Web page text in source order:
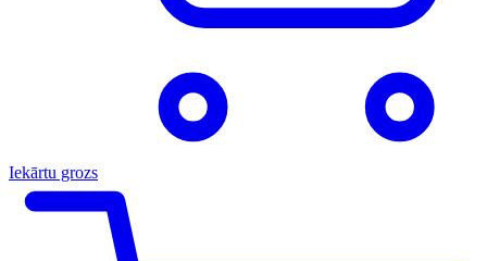
Iekārtu grozs